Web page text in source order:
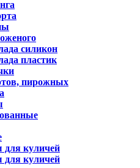
силикон
пластик
пирожных
куличей
куличей